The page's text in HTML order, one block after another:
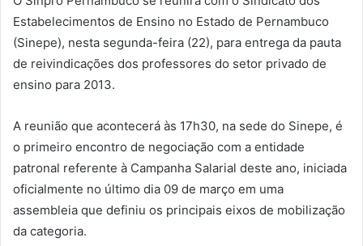
Estabelecimentos de Ensino no Estado de Pernambuco
(Sinepe), nesta segunda-feira (22), para entrega da pauta
de reivindicações dos professores do setor privado de
ensino para 2013.
A reunião que acontecerá às 17h30, na sede do Sinepe, é
o primeiro encontro de negociação com a entidade
patronal referente à Campanha Salarial deste ano, iniciada
oficialmente no último dia 09 de março em uma
assembleia que definiu os principais eixos de mobilização
da categoria.